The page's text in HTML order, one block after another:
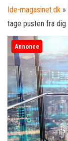
Ide-magasinet.dk »
tage pusten fra dig
Annonce